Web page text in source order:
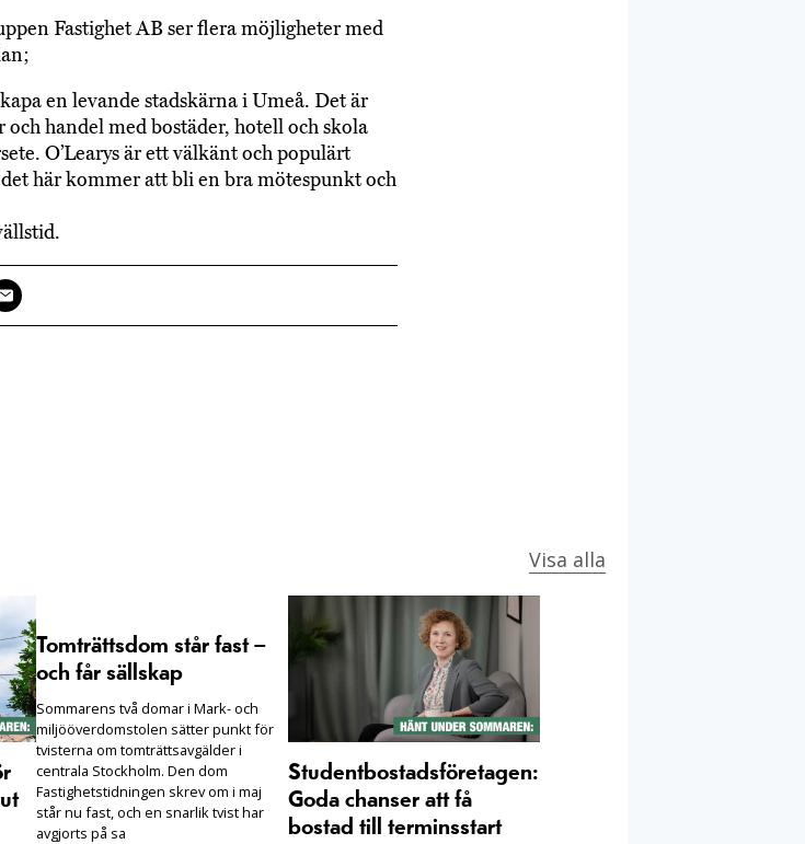
Fastighet AB ser flera möjligheter med
en levande stadskärna i Umeå. Det är
handel med bostäder, hotell och skola
O’Learys är ett välkänt och populärt
här kommer att bli en bra mötespunkt och
Visa alla
Tomträttsdom står fast –
och får sällskap
Sommarens två domar i Mark- och
miljööverdomstolen sätter punkt för
tvisterna om tomträttsavgälder i
centrala Stockholm. Den dom
Fastighetstidningen skrev om i maj
står nu fast, och en snarlik tvist har
avgjorts på sa
Studentbostadsföretagen:
Goda chanser att få
bostad till terminsstart